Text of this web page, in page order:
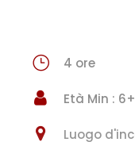
4 ore
Età Min : 6+
Luogo